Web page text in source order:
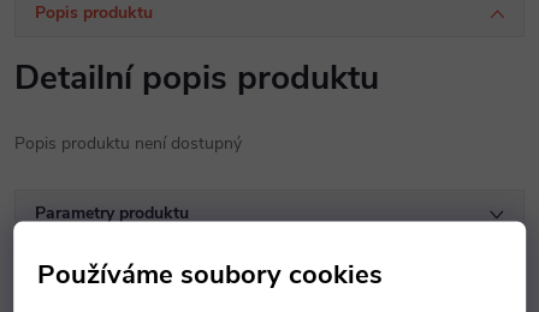
Používáme soubory cookies
Popis produktu
Detailní popis produktu
Popis produktu není dostupný
Parametry produktu
Diskuse